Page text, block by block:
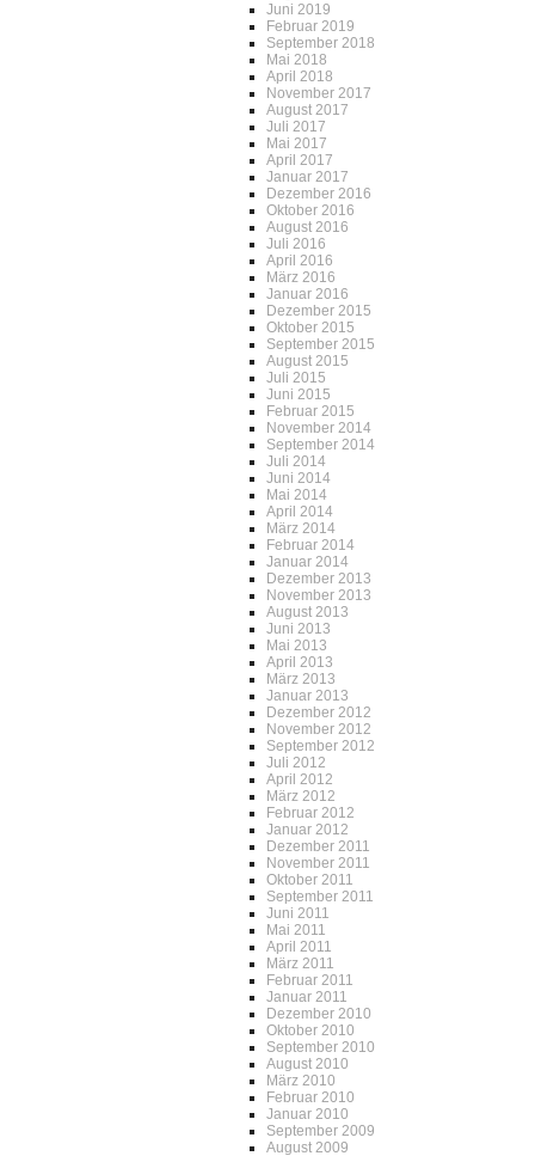
Juni 2019
Februar 2019
September 2018
Mai 2018
April 2018
November 2017
August 2017
Juli 2017
Mai 2017
April 2017
Januar 2017
Dezember 2016
Oktober 2016
August 2016
Juli 2016
April 2016
März 2016
Januar 2016
Dezember 2015
Oktober 2015
September 2015
August 2015
Juli 2015
Juni 2015
Februar 2015
November 2014
September 2014
Juli 2014
Juni 2014
Mai 2014
April 2014
März 2014
Februar 2014
Januar 2014
Dezember 2013
November 2013
August 2013
Juni 2013
Mai 2013
April 2013
März 2013
Januar 2013
Dezember 2012
November 2012
September 2012
Juli 2012
April 2012
März 2012
Februar 2012
Januar 2012
Dezember 2011
November 2011
Oktober 2011
September 2011
Juni 2011
Mai 2011
April 2011
März 2011
Februar 2011
Januar 2011
Dezember 2010
Oktober 2010
September 2010
August 2010
März 2010
Februar 2010
Januar 2010
September 2009
August 2009